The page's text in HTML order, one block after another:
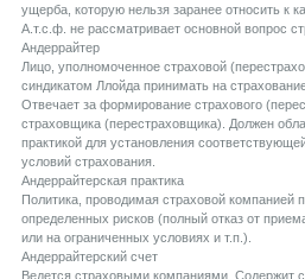
ущерба, которую нельзя заранее относить к
А.т.с.ф. не рассматривает основной вопрос
Aндеррайтер
Лицо, уполномоченное страховой
синдикатом Ллойда принимать на
Отвечает за формирование страхового
страховщика (перестраховщика). Должен
практикой для установления
условий страхования.
Aндеррайтерская практика
Политика, проводимая страховой компанией
определенных рисков (полный отказ от
или на ограниченных условиях и т.п.).
Aндеррайтерский счет
Ведется страховыми компаниями. Содержит